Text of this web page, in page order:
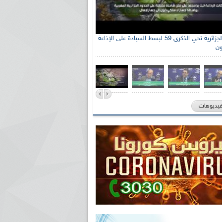
الإذاعة الجزائرية تحي الذكرى 59 لبسط السيادة على الإذاعة